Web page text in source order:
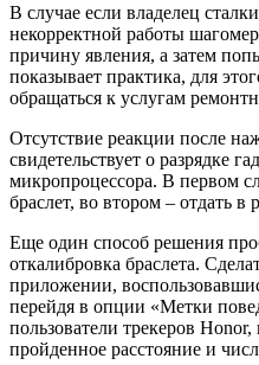
В случае если владелец
некорректной работы
причину явления, а затем
показывает практика, для
обращаться к услугам
Отсутствие реакции после
свидетельствует о разрядке
микропроцессора. В первом
браслет, во втором – отдать в
Еще один способ решения
откалибровка браслета.
приложении,
перейдя в опции «Метки
пользователи трекеров
пройденное расстояние и